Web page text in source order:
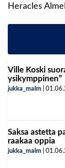
Heracles
Ville Koski
ysikymppinen”
jukka_malm
Saksa astetta
raakaa oppia
jukka_malm